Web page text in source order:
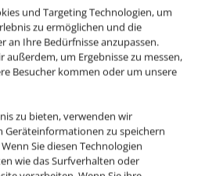
und Targeting Technologien, um
zu ermöglichen und die
an Ihre Bedürfnisse anzupassen.
außerdem, um Ergebnisse zu messen,
Besucher kommen oder um unsere
zu bieten, verwenden wir
Geräteinformationen zu speichern
Sie diesen Technologien
wie das Surfverhalten oder
und /oder die Stornierung
mit einer Pauschalreise
(„Nur-Flug-
wir ggfs. eigene
(siehe